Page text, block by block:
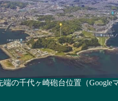
の千代ヶ崎砲台位置（Google